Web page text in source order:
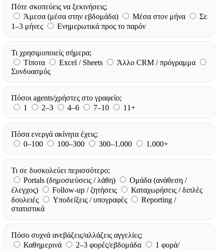
Πότε σκοπεύεις να ξεκινήσεις;
Άμεσα (μέσα στην εβδομάδα)
Μέσα στον μήνα
Σε
1–3 μήνες
Ενημερωτικά προς το παρόν
Τι χρησιμοποιείς σήμερα;
Τίποτα
Excel / Sheets
Άλλο CRM / πρόγραμμα
Συνδυασμός
Πόσοι agents/χρήστες στο γραφείο;
1
2–3 4–6 7–10 11+
Πόσα ενεργά ακίνητα έχεις;
0–100
100–300 300–1.000 1.000+
Τι σε δυσκολεύει περισσότερο;
Portals (δημοσιεύσεις / λάθη)
Ομάδα (ανάθεση /
έλεγχος)
Follow-up / ζητήσεις
Καταχωρήσεις / διπλές
δουλειές
Υποδείξεις / υπογραφές
Reporting /
στατιστικά
Πόσο συχνά ανεβάζεις/αλλάζεις αγγελίες;
Καθημερινά
2–3 φορές/εβδομάδα
1 φορά/